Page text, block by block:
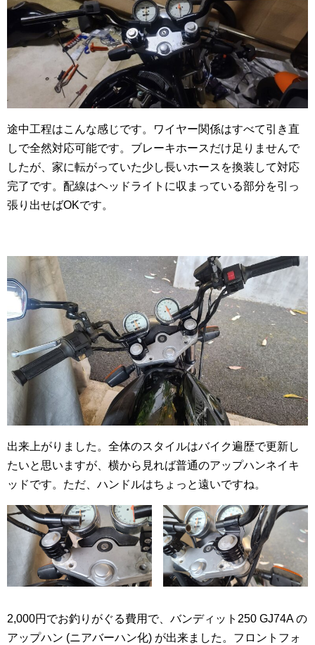
途中工程はこんな感じです。ワイヤー関係はすべて引き直
しで全然対応可能です。ブレーキホースだけ足りませんで
したが、家に転がっていた少し長いホースを換装して対応
完了です。配線はヘッドライトに収まっている部分を引っ
張り出せばOKです。
出来上がりました。全体のスタイルはバイク遍歴で更新し
たいと思いますが、横から見れば普通のアップハンネイキ
ッドです。ただ、ハンドルはちょっと遠いですね。
2,000円でお釣りがぐる費用で、バンディット250 GJ74A の
アップハン (ニアバーハン化) が出来ました。フロントフォ